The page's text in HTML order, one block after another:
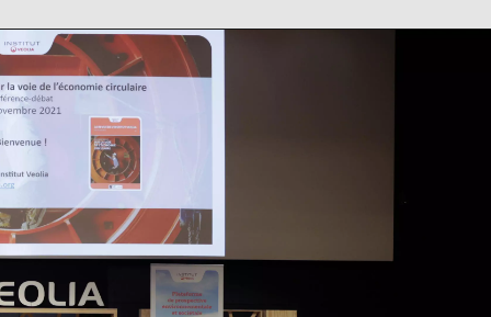
AIR QUALITY
HAZARDOUS WASTE EUROPE
INDUSTRIES GLOBAL SOLUTIONS
OFIS
SEDE BENELUX
VEOLIA AGRICULTURE